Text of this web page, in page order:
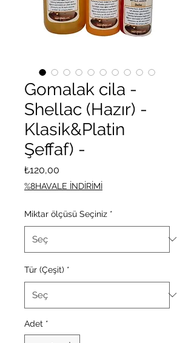
Gomalak cila -
Shellac (Hazır) -
Klasik&Platin
Şeffaf) -
₺120,00
%8HAVALE İNDİRİMİ
Miktar ölçüsü Seçiniz *
Tür (Çeşit) *
Adet *